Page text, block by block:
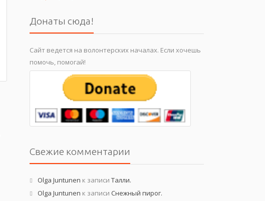
Донаты сюда!
Сайт ведется на волонтерских началах. Если хочешь
помочь, помогай!
Свежие комментарии
Olga Juntunen к записи Талли.
Olga Juntunen к записи Снежный пирог.